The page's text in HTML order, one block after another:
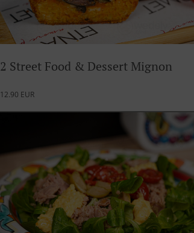
2 Street Food & Dessert Mignon
12.90 EUR